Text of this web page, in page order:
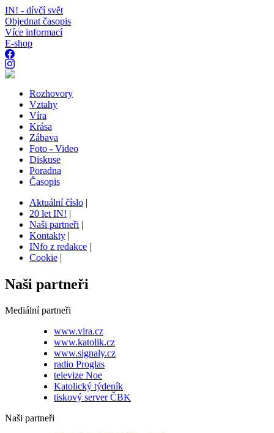
IN! - dívčí svět
Objednat časopis
Více informací
E-shop
Rozhovory
Vztahy
Víra
Krása
Zábava
Foto - Video
Diskuse
Poradna
Časopis
Aktuální číslo |
20 let IN! |
Naši partneři |
Kontakty |
INfo z redakce |
Cookie |
Naši partneři
Mediální partneři
www.vira.cz
www.katolik.cz
www.signaly.cz
radio Proglas
televize Noe
Katolický týdeník
tiskový server ČBK
Naši partneři